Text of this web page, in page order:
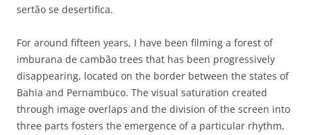
sertão se desertifica.
For around fifteen years, I have been filming a forest of
imburana de cambão trees that has been progressively
disappearing, located on the border between the states of
Bahia and Pernambuco. The visual saturation created
through image overlaps and the division of the screen into
three parts fosters the emergence of a particular rhythm,